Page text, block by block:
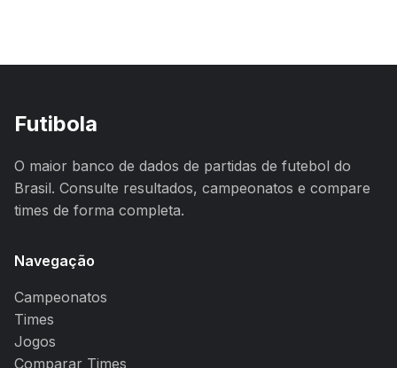
Futibola
O maior banco de dados de partidas de futebol do
Brasil. Consulte resultados, campeonatos e compare
times de forma completa.
Navegação
Campeonatos
Times
Jogos
Comparar Times